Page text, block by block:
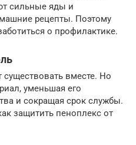
сильные яды и
рецепты. Поэтому
о профилактике.
вместе. Но
уменьшая его
и сокращая срок службы.
защитить пеноплекс от